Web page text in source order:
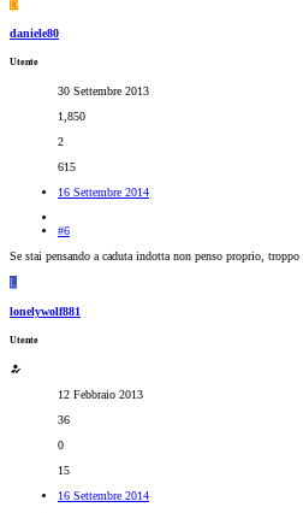
D
daniele80
Utente
30 Settembre 2013
1,850
2
615
16 Settembre 2014
#6
Se stai pensando a caduta indotta non penso proprio, troppo
L
lonelywolf881
Utente
12 Febbraio 2013
36
0
15
16 Settembre 2014